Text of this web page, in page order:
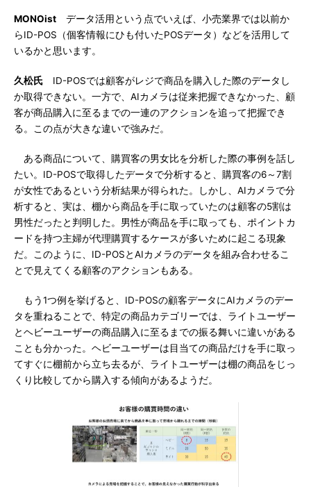
MONOist データ活用という点でいえば、小売業界では以前か
らID-POS（個客情報にひも付いたPOSデータ）などを活用して
いるかと思います。
久松氏 ID-POSでは顧客がレジで商品を購入した際のデータし
か取得できない。一方で、AIカメラは従来把握できなかった、顧
客が商品購入に至るまでの一連のアクションを追って把握でき
る。この点が大きな違いで強みだ。
ある商品について、購買客の男女比を分析した際の事例を話し
たい。ID-POSで取得したデータで分析すると、購買客の6～7割
が女性であるという分析結果が得られた。しかし、AIカメラで分
析すると、実は、棚から商品を手に取っていたのは顧客の5割は
男性だったと判明した。男性が商品を手に取っても、ポイントカ
ードを持つ主婦が代理購買するケースが多いために起こる現象
だ。このように、ID-POSとAIカメラのデータを組み合わせるこ
とで見えてくる顧客のアクションもある。
もう1つ例を挙げると、ID-POSの顧客データにAIカメラのデー
タを重ねることで、特定の商品カテゴリーでは、ライトユーザー
とヘビーユーザーの商品購入に至るまでの振る舞いに違いがある
ことも分かった。ヘビーユーザーは目当ての商品だけを手に取っ
てすぐに棚前から立ち去るが、ライトユーザーは棚の商品をじっ
くり比較してから購入する傾向があるようだ。